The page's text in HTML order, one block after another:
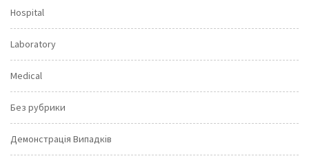
Hospital
Laboratory
Medical
Без рубрики
Демонстрація Випадків